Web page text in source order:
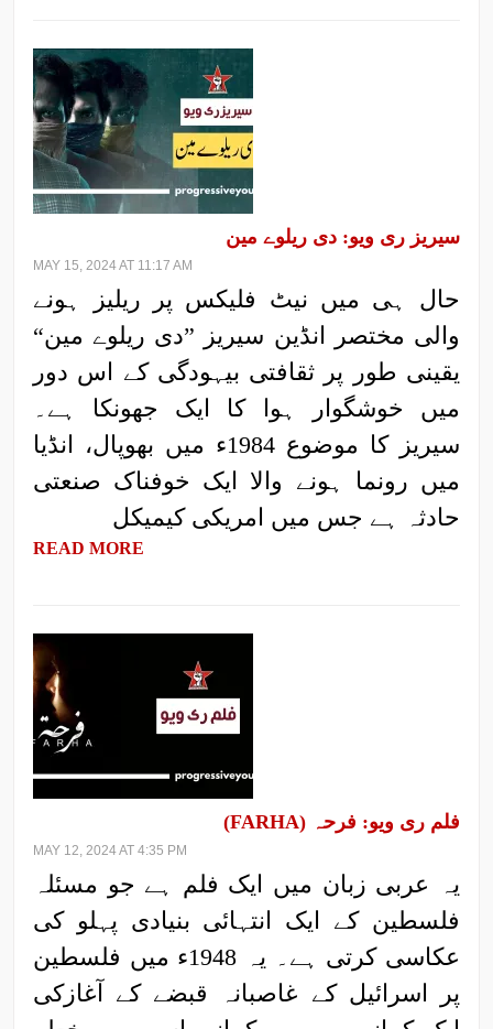
سیریز ری ویو: دی ریلوے مین
MAY 15, 2024 AT 11:17 AM
حال ہی میں نیٹ فلیکس پر ریلیز ہونے
والی مختصر انڈین سیریز ”دی ریلوے مین“
یقینی طور پر ثقافتی بیہودگی کے اس دور
میں خوشگوار ہوا کا ایک جھونکا ہے۔
سیریز کا موضوع 1984ء میں بھوپال، انڈیا
میں رونما ہونے والا ایک خوفناک صنعتی
حادثہ ہے جس میں امریکی کیمیکل
READ MORE
فلم ری ویو: فرحہ (FARHA)
MAY 12, 2024 AT 4:35 PM
یہ عربی زبان میں ایک فلم ہے جو مسئلہ
فلسطین کے ایک انتہائی بنیادی پہلو کی
عکاسی کرتی ہے۔ یہ 1948ء میں فلسطین
پر اسرائیل کے غاصبانہ قبضے کے آغازکی